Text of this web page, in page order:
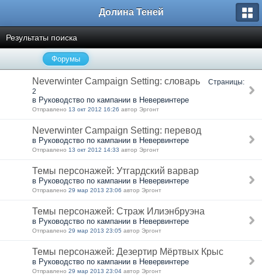
Долина Теней
Результаты поиска
Форумы
Neverwinter Campaign Setting: словарь
Страницы:
2
в Руководство по кампании в Невервинтере
Отправлено 13 окт 2012 16:26 автор Эргонт
Neverwinter Campaign Setting: перевод
в Руководство по кампании в Невервинтере
Отправлено 13 окт 2012 14:33 автор Эргонт
Темы персонажей: Утгардский варвар
в Руководство по кампании в Невервинтере
Отправлено 29 мар 2013 23:06 автор Эргонт
Темы персонажей: Страж Илиэнбруэна
в Руководство по кампании в Невервинтере
Отправлено 29 мар 2013 23:05 автор Эргонт
Темы персонажей: Дезертир Мёртвых Крыс
в Руководство по кампании в Невервинтере
Отправлено 29 мар 2013 23:04 автор Эргонт